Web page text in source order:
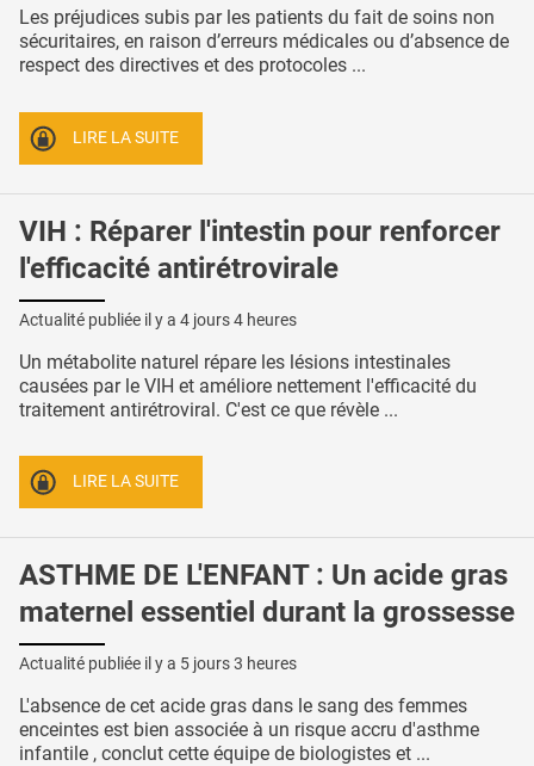
Les préjudices subis par les patients du fait de soins non
sécuritaires, en raison d’erreurs médicales ou d’absence de
respect des directives et des protocoles ...
LIRE LA SUITE
VIH : Réparer l'intestin pour renforcer
l'efficacité antirétrovirale
Actualité publiée il y a 4 jours 4 heures
Un métabolite naturel répare les lésions intestinales
causées par le VIH et améliore nettement l'efficacité du
traitement antirétroviral. C'est ce que révèle ...
LIRE LA SUITE
ASTHME DE L'ENFANT : Un acide gras
maternel essentiel durant la grossesse
Actualité publiée il y a 5 jours 3 heures
L'absence de cet acide gras dans le sang des femmes
enceintes est bien associée à un risque accru d'asthme
infantile , conclut cette équipe de biologistes et ...